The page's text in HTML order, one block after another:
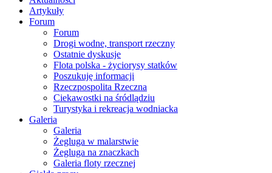
Artykuły
Forum
Forum
Drogi wodne, transport rzeczny
Ostatnie dyskusje
Flota polska - życiorysy statków
Poszukuję informacji
Rzeczpospolita Rzeczna
Ciekawostki na śródlądziu
Turystyka i rekreacja wodniacka
Galeria
Galeria
Żegluga w malarstwie
Żegluga na znaczkach
Galeria floty rzecznej